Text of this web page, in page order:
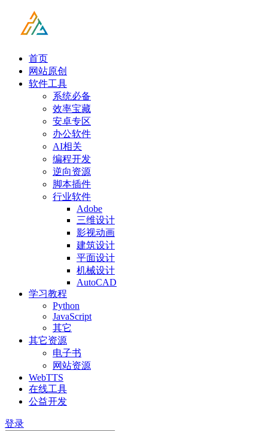
首页
网站原创
软件工具
系统必备
效率宝藏
安卓专区
办公软件
AI相关
编程开发
逆向资源
脚本插件
行业软件
Adobe
三维设计
影视动画
建筑设计
平面设计
机械设计
AutoCAD
学习教程
Python
JavaScript
其它
其它资源
电子书
网站资源
WebTTS
在线工具
公益开发
登录